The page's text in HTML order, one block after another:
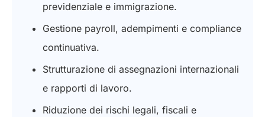
previdenziale e immigrazione.
Gestione payroll, adempimenti e compliance
continuativa.
Strutturazione di assegnazioni internazionali
e rapporti di lavoro.
Riduzione dei rischi legali, fiscali e